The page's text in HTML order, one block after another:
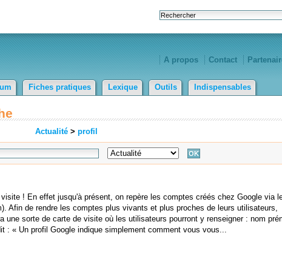
A propos Contact
Fiches pratiques Lexique Outils Indispensables
Actualité> profil
! En effet jusqu'à présent, on repère les comptes créés chez Google via
Afin de rendre les comptes plus vivants et plus proches de leurs utilisateurs,
une sorte de carte de visite où les utilisateurs pourront y renseigner : nom
: « Un profil Google indique simplement comment vous vous...